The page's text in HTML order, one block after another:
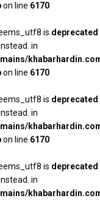
on line 6170
is deprecated
in
on line 6170
is deprecated
in
on line 6170
is deprecated
in